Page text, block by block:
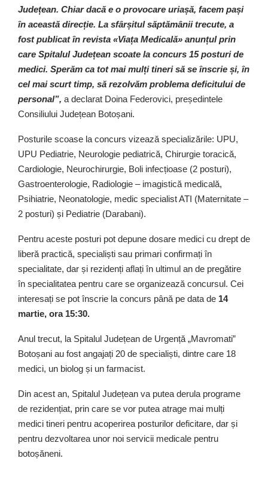
Județean. Chiar dacă e o provocare uriașă, facem pași
în această direcție. La sfârșitul săptămânii trecute, a
fost publicat în revista «Viața Medicală» anunțul prin
care Spitalul Județean scoate la concurs 15 posturi de
medici. Sperăm ca tot mai mulți tineri să se înscrie și, în
cel mai scurt timp, să rezolvăm problema deficitului de
personal”, a declarat Doina Federovici, președintele
Consiliului Județean Botoșani.
Posturile scoase la concurs vizează specializările: UPU,
UPU Pediatrie, Neurologie pediatrică, Chirurgie toracică,
Cardiologie, Neurochirurgie, Boli infecțioase (2 posturi),
Gastroenterologie, Radiologie – imagistică medicală,
Psihiatrie, Neonatologie, medic specialist ATI (Maternitate –
2 posturi) și Pediatrie (Darabani).
Pentru aceste posturi pot depune dosare medici cu drept de
liberă practică, specialiști sau primari confirmați în
specialitate, dar și rezidenți aflați în ultimul an de pregătire
în specialitatea pentru care se organizează concursul. Cei
interesați se pot înscrie la concurs până pe data de 14
martie, ora 15:30.
Anul trecut, la Spitalul Județean de Urgență „Mavromati”
Botoșani au fost angajați 20 de specialiști, dintre care 18
medici, un biolog și un farmacist.
Din acest an, Spitalul Județean va putea derula programe
de rezidențiat, prin care se vor putea atrage mai mulți
medici tineri pentru acoperirea posturilor deficitare, dar și
pentru dezvoltarea unor noi servicii medicale pentru
botoșăneni.